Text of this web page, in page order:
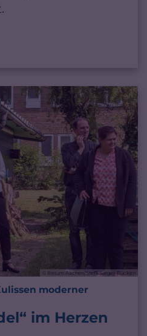
© Bistum Aachen/Steffi Sieger-Bücken
moderner
im Herzen